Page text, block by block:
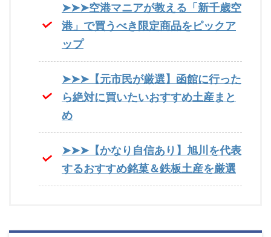
➤➤➤空港マニアが教える「新千歳空
港」で買うべき限定商品をピックア
ップ
➤➤➤【元市民が厳選】函館に行った
ら絶対に買いたいおすすめ土産まと
め
➤➤➤【かなり自信あり】旭川を代表
するおすすめ銘菓＆鉄板土産を厳選